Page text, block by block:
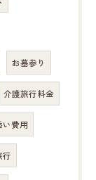
お墓参り
介護旅行料金
い費用
行